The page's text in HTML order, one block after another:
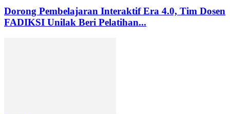
Dorong Pembelajaran Interaktif Era 4.0, Tim Dosen
FADIKSI Unilak Beri Pelatihan...